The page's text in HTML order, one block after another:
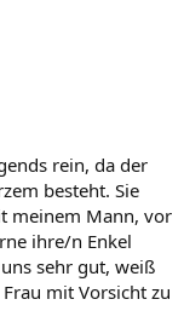
rein, da der
besteht. Sie
meinem Mann, vor
ihre/n Enkel
sehr gut, weiß
mit Vorsicht zu